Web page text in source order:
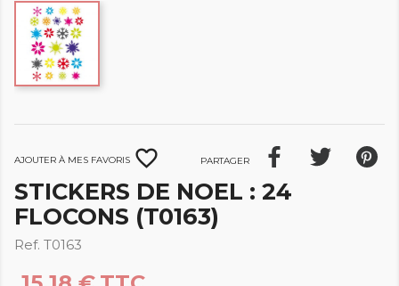
Ajouter à mes favoris favorite_border Partager
STICKERS DE NOEL : 24
FLOCONS (T0163)
Ref. T0163